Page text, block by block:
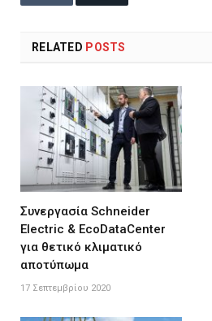
RELATED POSTS
Συνεργασία Schneider
Electric & EcoDataCenter
για θετικό κλιματικό
αποτύπωμα
17 Σεπτεμβρίου 2020